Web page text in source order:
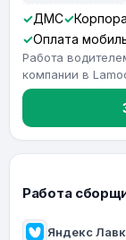
ДМС
Оплата
Работа
компании в
Работа
Яндекс